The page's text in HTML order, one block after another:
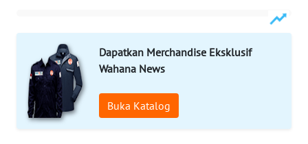
Dapatkan Merchandise Eksklusif
Wahana News
Buka Katalog
WAHANA
KONSUMEN
WAHANA
LISTRIK